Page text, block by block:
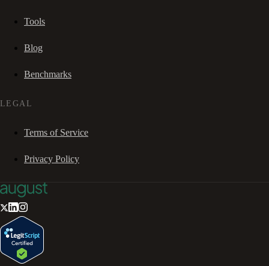
Tools
Blog
Benchmarks
LEGAL
Terms of Service
Privacy Policy